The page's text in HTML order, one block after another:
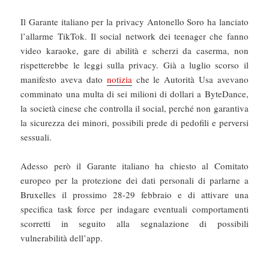
Il Garante italiano per la privacy Antonello Soro ha lanciato
l’allarme TikTok. Il social network dei teenager che fanno
video karaoke, gare di abilità e scherzi da caserma, non
rispetterebbe le leggi sulla privacy. Già a luglio scorso il
manifesto aveva dato notiziache le Autorità Usa avevano
comminato una multa di sei milioni di dollari a ByteDance,
la società cinese che controlla il social, perché non garantiva
la sicurezza dei minori, possibili prede di pedofili e perversi
sessuali.
Adesso però il Garante italiano ha chiesto al Comitato
europeo per la protezione dei dati personali di parlarne a
Bruxelles il prossimo 28-29 febbraio e di attivare una
specifica task force per indagare eventuali comportamenti
scorretti in seguito alla segnalazione di possibili
vulnerabilità dell’app.